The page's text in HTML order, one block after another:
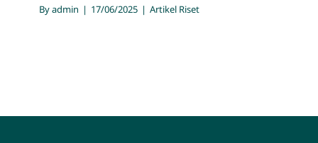
Byadmin | 17/06/2025 | Artikel Riset